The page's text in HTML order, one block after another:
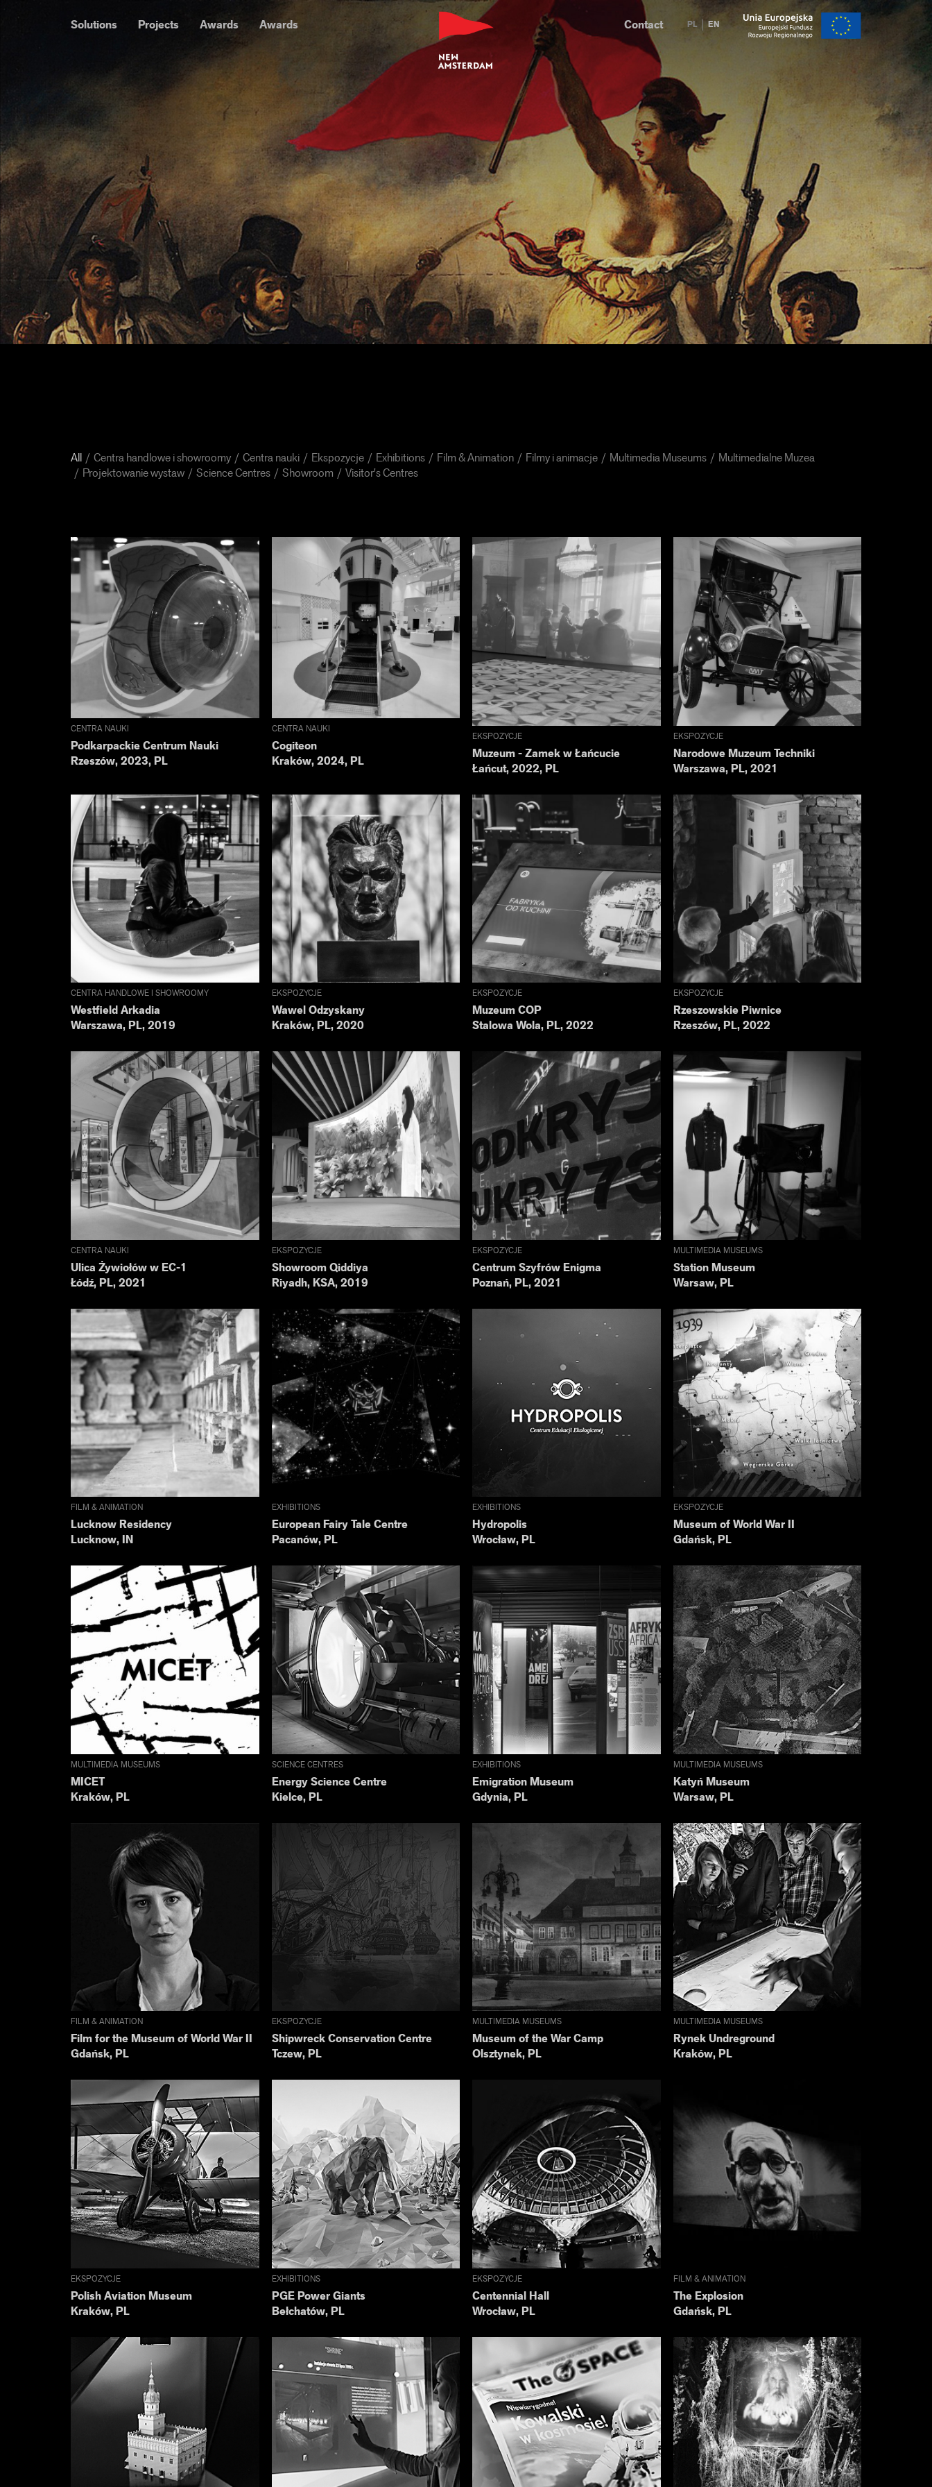
Solutions Projects Awards Awards Contact PL EN
All Centra handlowe i showroomy Centra nauki Ekspozycje Exhibitions Film & Animation Filmy i animacje Multimedia Museums
Multimedialne Muzea
Projektowanie wystaw
Science Centres Showroom Visitor's Centres
CENTRA NAUKI
Podkarpackie Centrum Nauki
Rzeszów, 2023, PL
CENTRA NAUKI
Cogiteon
Kraków, 2024, PL
EKSPOZYCJE
Muzeum - Zamek w Łańcucie
Łańcut, 2022, PL
EKSPOZYCJE
Narodowe Muzeum Techniki
Warszawa, PL, 2021
CENTRA HANDLOWE I SHOWROOMY
Westfield Arkadia
Warszawa, PL, 2019
EKSPOZYCJE
Wawel Odzyskany
Kraków, PL, 2020
EKSPOZYCJE
Muzeum COP
Stalowa Wola, PL, 2022
EKSPOZYCJE
Rzeszowskie Piwnice
Rzeszów, PL, 2022
CENTRA NAUKI
Ulica Żywiołów w EC-1
Łódź, PL, 2021
EKSPOZYCJE
Showroom Qiddiya
Riyadh, KSA, 2019
EKSPOZYCJE
Centrum Szyfrów Enigma
Poznań, PL, 2021
MULTIMEDIA MUSEUMS
Station Museum
Warsaw, PL
FILM & ANIMATION
Lucknow Residency
Lucknow, IN
EXHIBITIONS
European Fairy Tale Centre
Pacanów, PL
EXHIBITIONS
Hydropolis
Wrocław, PL
EKSPOZYCJE
Museum of World War II
Gdańsk, PL
MULTIMEDIA MUSEUMS
MICET
Kraków, PL
SCIENCE CENTRES
Energy Science Centre
Kielce, PL
EXHIBITIONS
Emigration Museum
Gdynia, PL
MULTIMEDIA MUSEUMS
Katyń Museum
Warsaw, PL
FILM & ANIMATION
Film for the Museum of World War II
Gdańsk, PL
EKSPOZYCJE
Shipwreck Conservation Centre
Tczew, PL
MULTIMEDIA MUSEUMS
Museum of the War Camp
Olsztynek, PL
MULTIMEDIA MUSEUMS
Rynek Undreground
Kraków, PL
EKSPOZYCJE
Polish Aviation Museum
Kraków, PL
EXHIBITIONS
PGE Power Giants
Bełchatów, PL
EKSPOZYCJE
Centennial Hall
Wrocław, PL
FILM & ANIMATION
The Explosion
Gdańsk, PL